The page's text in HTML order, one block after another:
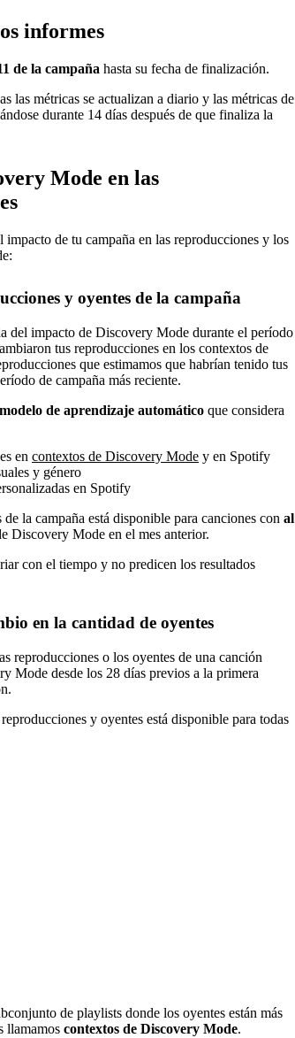
informes
de la campaña hasta su fecha de finalización.
las métricas se actualizan a diario y las métricas de
durante 14 días después de que finaliza la
Mode en las
de tu campaña en las reproducciones y los
y oyentes de la campaña
del impacto de Discovery Mode durante el período
tus reproducciones en los contextos de
que estimamos que habrían tenido tus
de campaña más reciente.
modelo de aprendizaje automático que considera
en contextos de Discovery Mode y en Spotify
y género
en Spotify
la campaña está disponible para canciones con al
Discovery Mode en el mes anterior.
con el tiempo y no predicen los resultados
en la cantidad de oyentes
reproducciones o los oyentes de una canción
Mode desde los 28 días previos a la primera
y oyentes está disponible para todas
de playlists donde los oyentes están más
llamamos contextos de Discovery Mode.